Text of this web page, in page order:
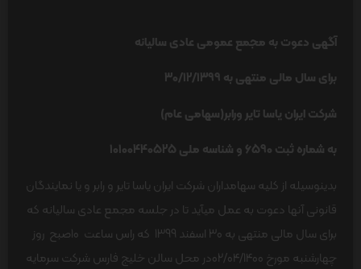
آگهی دعوت به مجمع عمومی عادی سالیانه
برای سال مالی منتهی به 30/12/1399
شرکت ایران یاسا تایر ورابر(سهامی عام)
به شماره ثبت 6590 و شناسه ملی 10100440525
بدینوسیله از کلیه سهامداران شرکت ایران یاسا تایر و رابر و یا نمایندگان
قانونی آنها دعوت به عمل می­آید تا در جلسه مجمع عادی سالیانه که
برای سال مالی منتهی به 30 اسفند 1399 که راس ساعت 10صبح روز
چهارشنبه مورخ 02/04/1400در محل­ سالن خلیج فارس شرکت سرمایه